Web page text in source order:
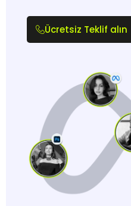
Ücretsiz Teklif alın